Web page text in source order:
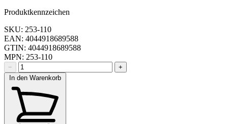
Produktkennzeichen
SKU: 253-110
EAN: 4044918689588
GTIN: 4044918689588
MPN: 253-110
−
+
In den Warenkorb